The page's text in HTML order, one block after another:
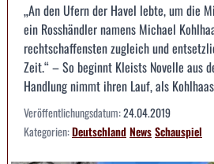
„An den Ufern der Havel lebte, um die
ein Rosshändler namens Michael
rechtschaffensten zugleich und
Zeit.“ – So beginnt Kleists Novelle aus
Handlung nimmt ihren Lauf, als
Veröffentlichungsdatum:24.04.2019
Kategorien:DeutschlandNewsSchauspiel